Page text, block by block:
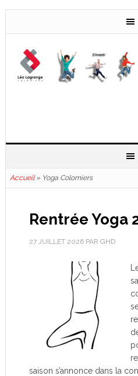
Accueil» Yoga Colomiers
Rentrée Yoga
27 JUILLET 2026PAR GHD
saison s’annonce dans la